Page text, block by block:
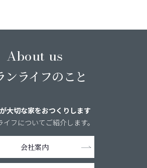
About us
ンライフのこと
大切な家をおつくりします
イフについてご紹介します。
会社案内